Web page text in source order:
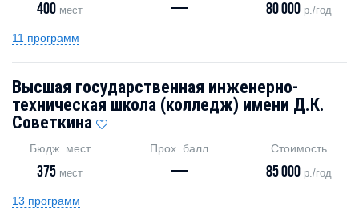
400 мест — 80 000 р./год
11 программ
Высшая государственная инженерно-
техническая школа (колледж) имени Д.К.
Советкина
Бюдж. мест
375 мест
Прох. балл
—
Стоимость
85 000 р./год
13 программ